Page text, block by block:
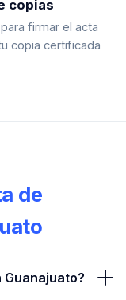
copias
firmar el acta
copia certificada
de